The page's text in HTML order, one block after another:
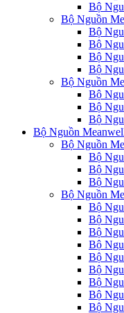
Bộ
Bộ Nguồn
Bộ
Bộ
Bộ
Bộ
Bộ Nguồn
Bộ
Bộ
Bộ
Bộ Nguồn
Bộ Nguồn
Bộ
Bộ
Bộ
Bộ Nguồn
Bộ
Bộ
Bộ
Bộ
Bộ
Bộ
Bộ
Bộ
Bộ